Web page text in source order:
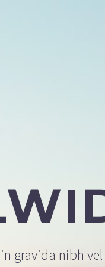
gravida nibh